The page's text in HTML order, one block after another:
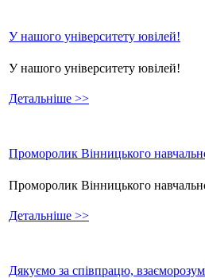
У нашого університету ювілей!
У нашого університету ювілей!
Детальніше >>
Проморолик Вінницького
Проморолик Вінницького
Детальніше >>
Дякуємо за співпрацю,